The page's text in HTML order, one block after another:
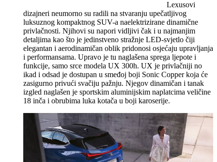
Lexusovi
dizajneri neumorno su radili na stvaranju upečatljivog
luksuznog kompaktnog SUV-a naelektrizirane dinamične
privlačnosti. Njihovi su napori vidljivi čak i u najmanjim
detaljima kao što je jedinstveno stražnje LED-svjetlo čiji
elegantan i aerodinamičan oblik pridonosi osjećaju upravljanja
i performansama. Upravo je tu naglašena sprega ljepote i
funkcije, samo srce modela UX 300h. UX je privlačniji no
ikad i odsad je dostupan u smeđoj boji Sonic Copper koja će
zasigurno privući svačiju pažnju. Njegov dinamičan i tanak
izgled naglašen je sportskim aluminijskim naplatcima veličine
18 inča i obrubima luka kotača u boji karoserije.